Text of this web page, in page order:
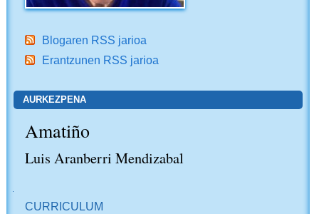
Blogaren RSS jarioa
Erantzunen RSS jarioa
AURKEZPENA
Amatiño
Luis Aranberri Mendizabal
CURRICULUM